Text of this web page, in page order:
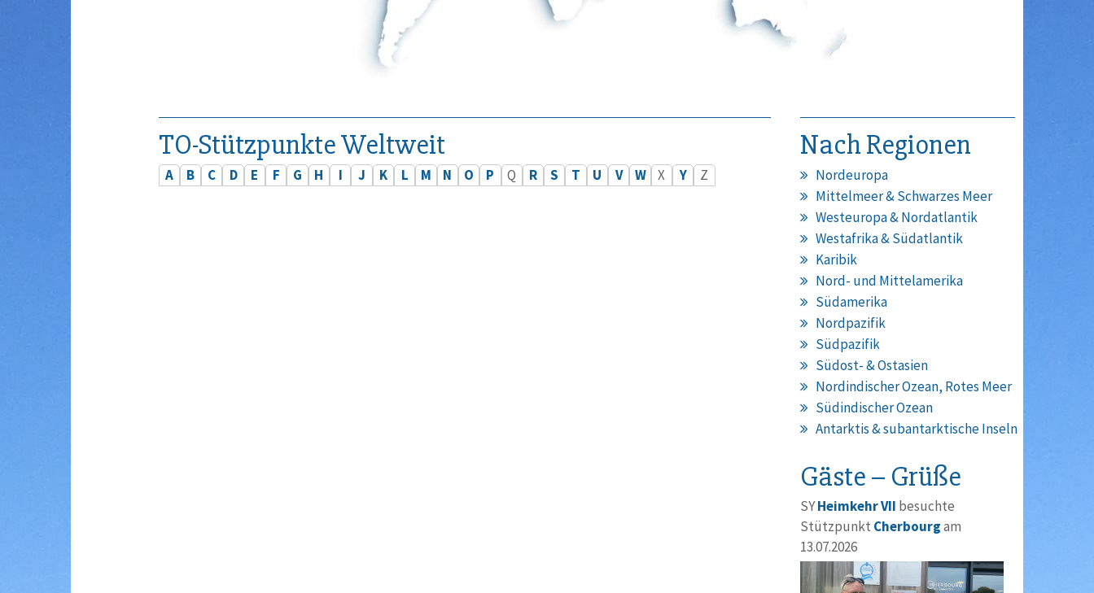
TO-Stützpunkte Weltweit
A B C D E F G H I J K L M N O P Q R S T U V W X Y Z
Nach Regionen
Nordeuropa
Mittelmeer & Schwarzes Meer
Westeuropa & Nordatlantik
Westafrika & Südatlantik
Karibik
Nord- und Mittelamerika
Südamerika
Nordpazifik
Südpazifik
Südost- & Ostasien
Nordindischer Ozean, Rotes Meer
Südindischer Ozean
Antarktis & subantarktische Inseln
Gäste – Grüße
SYHeimkehr VII besuchte
Stützpunkt Cherbourgam
13.07.2026